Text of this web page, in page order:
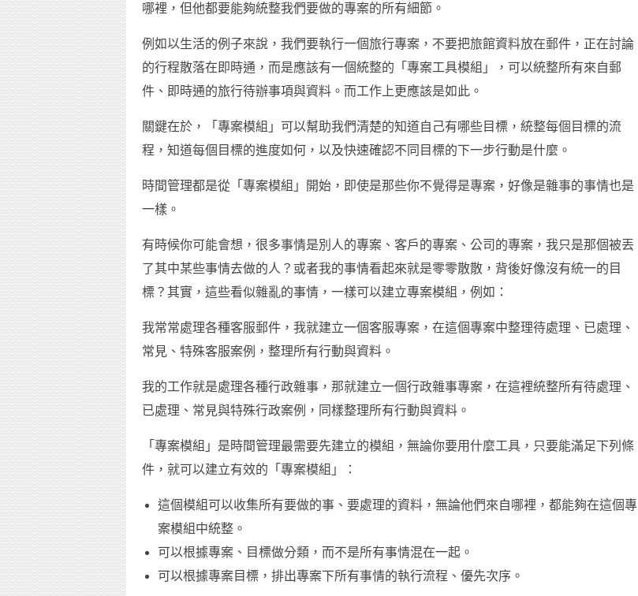
哪裡，但他都要能夠統整我們要做的專案的所有細節。
例如以生活的例子來說，我們要執行一個旅行專案，不要把旅館資料放在郵件，正在討論
的行程散落在即時通，而是應該有一個統整的「專案工具模組」，可以統整所有來自郵
件、即時通的旅行待辦事項與資料。而工作上更應該是如此。
關鍵在於，「專案模組」可以幫助我們清楚的知道自己有哪些目標，統整每個目標的流
程，知道每個目標的進度如何，以及快速確認不同目標的下一步行動是什麼。
時間管理都是從「專案模組」開始，即使是那些你不覺得是專案，好像是雜事的事情也是
一樣。
有時候你可能會想，很多事情是別人的專案、客戶的專案、公司的專案，我只是那個被丟
了其中某些事情去做的人？或者我的事情看起來就是零零散散，背後好像沒有統一的目
標？其實，這些看似雜亂的事情，一樣可以建立專案模組，例如：
我常常處理各種客服郵件，我就建立一個客服專案，在這個專案中整理待處理、已處理、
常見、特殊客服案例，整理所有行動與資料。
我的工作就是處理各種行政雜事，那就建立一個行政雜事專案，在這裡統整所有待處理、
已處理、常見與特殊行政案例，同樣整理所有行動與資料。
「專案模組」是時間管理最需要先建立的模組，無論你要用什麼工具，只要能滿足下列條
件，就可以建立有效的「專案模組」：
這個模組可以收集所有要做的事、要處理的資料，無論他們來自哪裡，都能夠在這個專
案模組中統整。
可以根據專案、目標做分類，而不是所有事情混在一起。
可以根據專案目標，排出專案下所有事情的執行流程、優先次序。